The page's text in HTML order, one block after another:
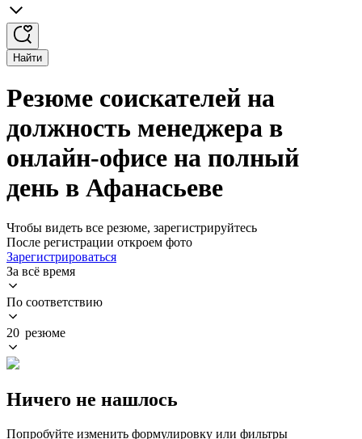
Найти
Резюме соискателей на
должность менеджера в
онлайн-офисе на полный
день в Афанасьеве
Чтобы видеть все резюме, зарегистрируйтесь
После регистрации откроем фото
Зарегистрироваться
За всё время
По соответствию
20 резюме
Ничего не нашлось
Попробуйте изменить формулировку или фильтры